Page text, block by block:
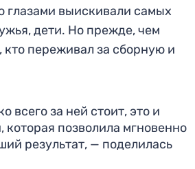
глазами выискивали самых
дети. Но прежде, чем
переживал за сборную и
всего за ней стоит, это и
которая позволила мгновенно
результат, — поделилась